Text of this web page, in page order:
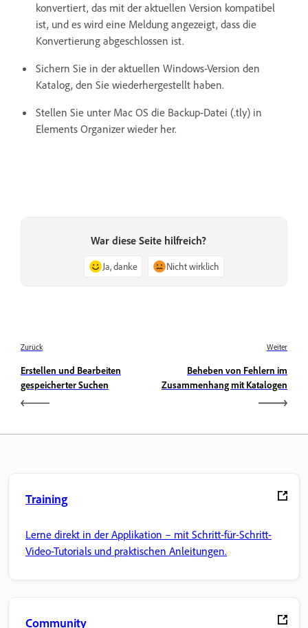
konvertiert, das mit der aktuellen Version kompatibel
ist, und es wird eine Meldung angezeigt, dass die
Konvertierung abgeschlossen ist.
Sichern Sie in der aktuellen Windows-Version den
Katalog, den Sie wiederhergestellt haben.
Stellen Sie unter Mac OS die Backup-Datei (.tly) in
Elements Organizer wieder her.
War diese Seite hilfreich?
Ja, danke Nicht wirklich
Zurück
Erstellen und Bearbeiten
gespeicherter Suchen
Weiter
Beheben von Fehlern im
Zusammenhang mit Katalogen
Training
Lerne direkt in der Applikation – mit Schritt-für-Schritt-
Video-Tutorials und praktischen Anleitungen.
Community